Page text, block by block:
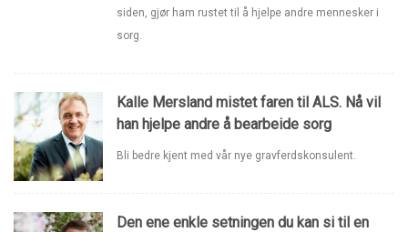
siden, gjør ham rustet til å hjelpe andre mennesker i
sorg.
Kalle Mersland mistet faren til ALS. Nå vil
han hjelpe andre å bearbeide sorg
Bli bedre kjent med vår nye gravferdskonsulent.
Den ene enkle setningen du kan si til en